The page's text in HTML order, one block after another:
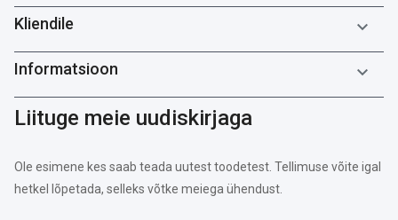
Kliendile 
Informatsioon 
Liituge meie uudiskirjaga
Ole esimene kes saab teada uutest toodetest. Tellimuse võite igal
hetkel lõpetada, selleks võtke meiega ühendust.